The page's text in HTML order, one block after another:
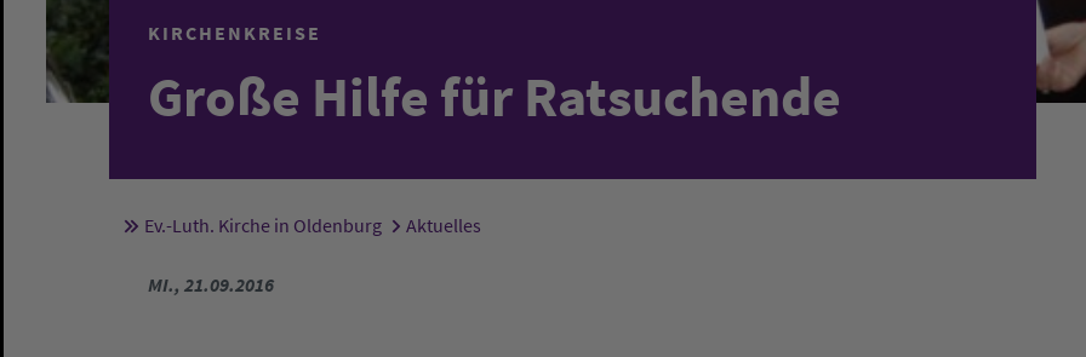
KIRCHENKREISE
Große Hilfe für Ratsuchende
Sie sind hier:
Ev.-Luth. Kirche in Oldenburg Aktuelles
MI., 21.09.2016